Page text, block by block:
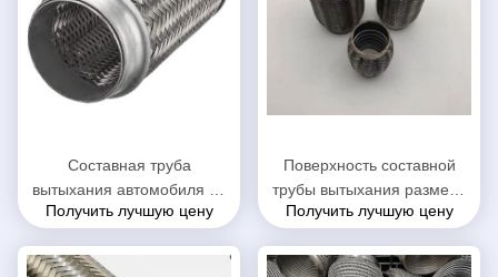
Составная труба
вытыхания автомобиля 64
кс 90мм с блокировкой 444
Получить лучшую цену
Поверхность составной
трубы вытыхания размера
45 кс 200мм
заплетенная проводом
Получить лучшую цену